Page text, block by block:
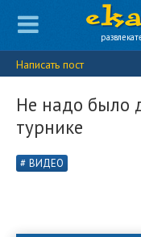
Написать пост
Не надо было
турнике
ВИДЕО